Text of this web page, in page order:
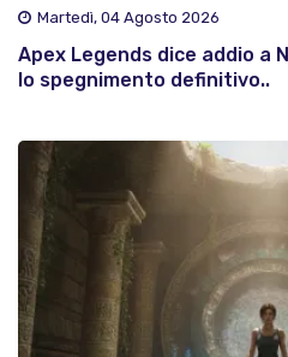
Martedì, 04 Agosto 2026
Apex Legends dice addio a
lo spegnimento definitivo..